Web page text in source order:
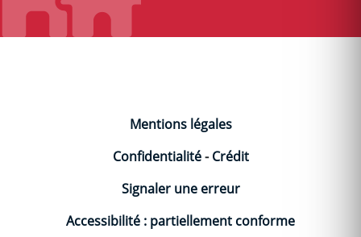
Mentions légales
Confidentialité-Crédit
Signaler une erreur
Accessibilité : partiellement conforme